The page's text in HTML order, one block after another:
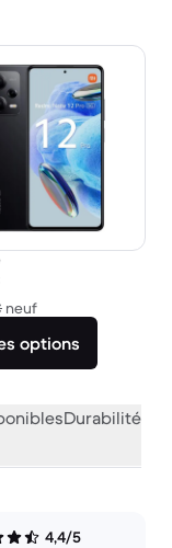
:
neufcontre 359,00 €
options
Durabilité
4,4/5